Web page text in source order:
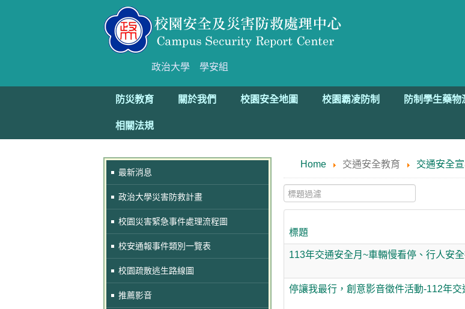
政治大學 學安組
防災教育 關於我們 校園安全地圖 校園霸凌防制 防制學生藥物
相關法規
最新消息
政治大學災害防救計畫
校園災害緊急事件處理流程圖
校安通報事件類別一覽表
校園疏散逃生路線圖
推薦影音
Home 交通安全教育 交通安全
標題過濾
標題
113年交通安全月~車輛慢看停、行人安
停讓我最行，創意影音徵件活動-112年交